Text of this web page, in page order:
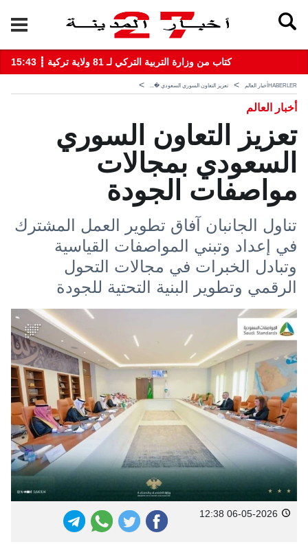
15:43 ┋ كتاب من وزارة التربية التركي لـ 81 ولاية تركية
HABERLER أخبار العالم تعزيز التعاون السوري السعودي �...
أخبار العالم
تعزيز التعاون السوري
السعودي بمجالات
مواصفات الجودة
تناول الجانبان آفاق تطوير العمل المشترك
في إعداد وتبني المواصفات القياسية
وتبادل الخبرات في مجالات التحول
الرقمي وتطوير البنية التحتية للجودة